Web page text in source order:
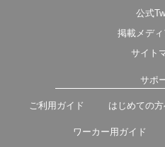
公式
掲載メデ
サイト
サポ
ご利用ガイド はじめての
ワーカー用ガイド